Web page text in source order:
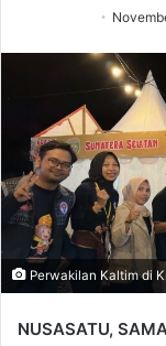
Perwakilan Kaltim di
NUSASATU,